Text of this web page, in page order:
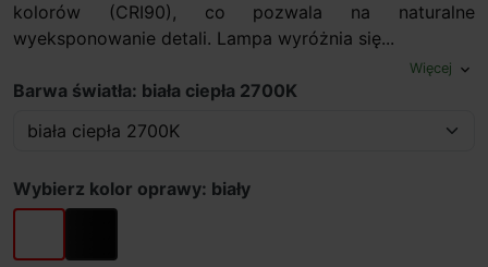
kolorów (CRI90), co pozwala na naturalne
wyeksponowanie detali. Lampa wyróżnia się...
Więcej expand_more
Barwa światła: biała ciepła 2700K
Wybierz kolor oprawy: biały
biały czarny